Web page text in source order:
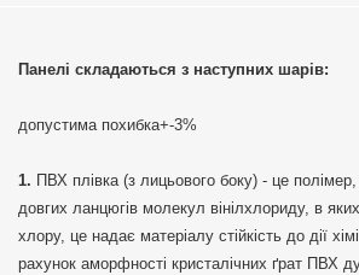
Панелі складаються з наступних шарів:
допустима похибка+-3%
ПВХ плівка (з лицьового боку) - це
довгих ланцюгів молекул вінілхлориду, в
хлору, це надає матеріалу стійкість до дії
рахунок аморфності кристалічних ґрат ПВХ